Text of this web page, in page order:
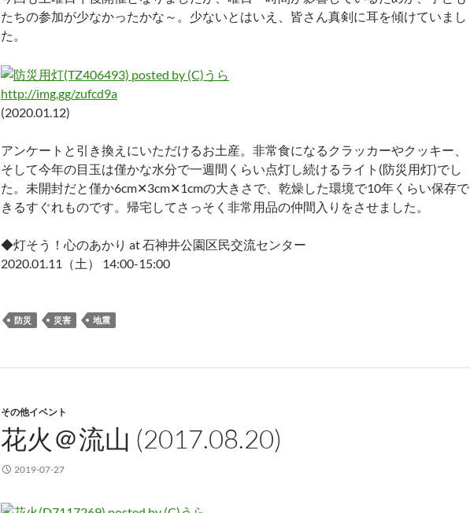
たちの参加が少なかったかな～。少ないとはいえ、皆さん真剣に耳を傾けていまし
た。
http://img.gg/zufcd9a
(2020.01.12)
アンケートと引き換えにいただけるお土産。非常食になるクラッカーやクッキー、
そして今年の目玉は僅かな水分で一週間くらい点灯し続けるライト(防災用灯)でし
た。未開封だと僅か6cm✕3cm✕1cmの大きさで、乾燥した環境で10年くらい保存で
きるすぐれものです。帰宅してさっそく非常用品の仲間入りをさせました。
◆灯そう！心のあかり at 石神井公園区民交流センター
2020.01.11（土） 14:00-15:00
防災 災害 地震
その他イベント
花火＠流山 (2017.08.20)
2019-07-27